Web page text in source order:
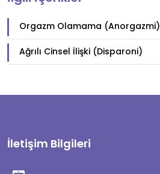
Orgazm Olamama (Anorgazmi)
Ağrılı Cinsel İlişki (Disparoni)
İletişim Bilgileri